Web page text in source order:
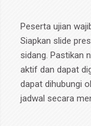
Peserta ujian
Siapkan slide
sidang. Pastikan
aktif dan dapat
dapat dihubungi
jadwal secara